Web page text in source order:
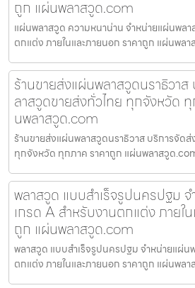
ถูก แผ่นพลาสวูด.com
แผ่นพลาสวูด ความหนาน่าน จำหน่ายแผ่นพลา
ตกแต่ง ภายในและภายนอก ราคาถูก แผ่นพล
ร้านขายส่งแผ่นพลาสวูดนราธิวา
ลาสวูดขายส่งทั่วไทย ทุกจังหวัด
นพลาสวูด.com
ร้านขายส่งแผ่นพลาสวูดนราธิวาส บริการจัด
ทุกจังหวัด ทุกภาค ราคาถูก แผ่นพลาสวูด
พลาสวูด แบบสำเร็จรูปนครปฐม
เกรด A สำหรับงานตกแต่ง ภายใ
ถูก แผ่นพลาสวูด.com
พลาสวูด แบบสำเร็จรูปนครปฐม จำหน่ายแผ่น
ตกแต่ง ภายในและภายนอก ราคาถูก แผ่นพล